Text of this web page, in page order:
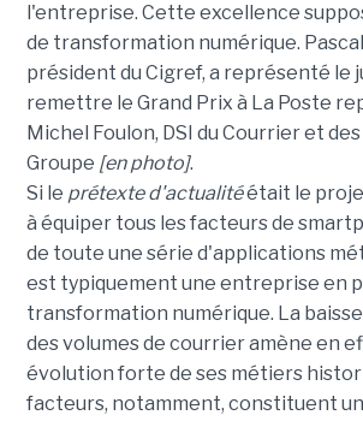
l'entreprise. Cette excellence
de transformation numérique.
président du Cigref, a représenté le
remettre le Grand Prix à La Poste
Michel Foulon, DSI du Courrier et des
Groupe [en photo].
Si le prétexte d'actualitéétait le
à équiper tous les facteurs de
de toute une série d'applications
est typiquement une entreprise en
transformation numérique. La
des volumes de courrier amène en
évolution forte de ses métiers
facteurs, notamment, constituent